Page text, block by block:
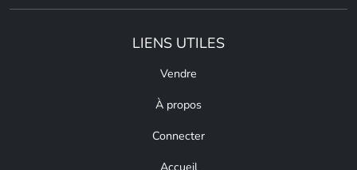
LIENS UTILES
Vendre
À propos
Connecter